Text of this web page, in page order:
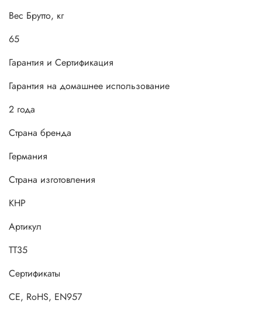
Вес Брутто, кг
65
Гарантия и Сертификация
Гарантия на домашнее использование
2 года
Страна бренда
Германия
Страна изготовления
КНР
Артикул
TT35
Сертификаты
CE, RoHS, EN957